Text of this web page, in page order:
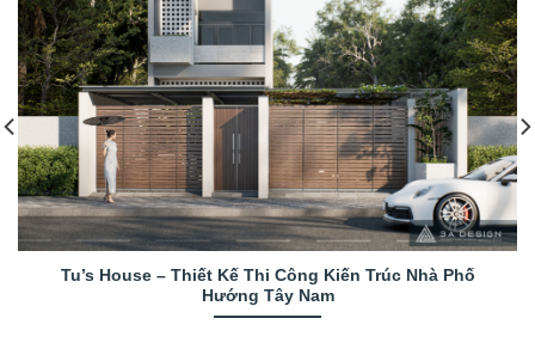
Tu’s House – Thiết Kế Thi Công Kiến Trúc Nhà Phố
Hướng Tây Nam